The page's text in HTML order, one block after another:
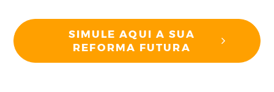
SIMULE AQUI A SUA
REFORMA FUTURA